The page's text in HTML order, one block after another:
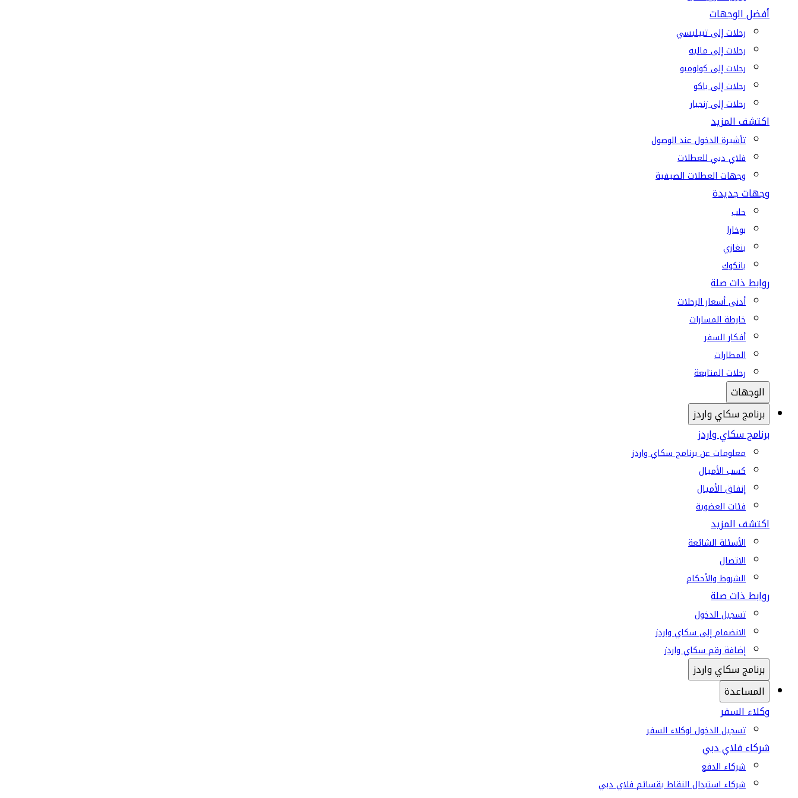
أفضل الوجهات
رحلات إلى تبيليسي
رحلات إلى ماليه
رحلات إلى كولومبو
رحلات إلى باكو
رحلات إلى زنجبار
اكتشف المزيد
تأشيرة الدخول عند الوصول
فلاي دبي للعطلات
وجهات العطلات الصيفية
وجهات جديدة
حلب
بوخارا
بنغازي
بانكوك
روابط ذات صلة
أدنى أسعار الرحلات
خارطة المسارات
أفكار السفر
المطارات
رحلات المتابعة
الوجهات
برنامج سكاي واردز
برنامج سكاي واردز
معلومات عن برنامج سكاي واردز
كسب الأميال
إنفاق الأميال
فئات العضوية
اكتشف المزيد
الأسئلة الشائعة
الاتصال
الشروط والأحكام
روابط ذات صلة
تسجيل الدخول
الانضمام إلى سكاي واردز
إضافة رقم سكاي واردز
برنامج سكاي واردز
المساعدة
وكلاء السفر
تسجيل الدخول لوكلاء السفر
شركاء فلاي دبي
شركاء الدفع
شركاء استبدال النقاط بقسائم فلاي دبي